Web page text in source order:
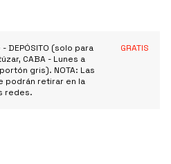
DEPÓSITO (solo para
CABA - Lunes a
gris). NOTA: Las
podrán retirar en la
redes.
GRATIS